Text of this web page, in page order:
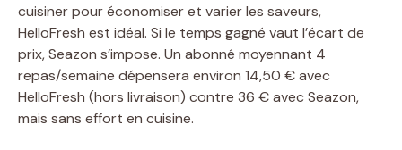
cuisiner pour économiser et varier les saveurs,
HelloFresh est idéal. Si le temps gagné vaut l’écart de
prix, Seazon s’impose. Un abonné moyennant 4
repas/semaine dépensera environ 14,50 € avec
HelloFresh (hors livraison) contre 36 € avec Seazon,
mais sans effort en cuisine.